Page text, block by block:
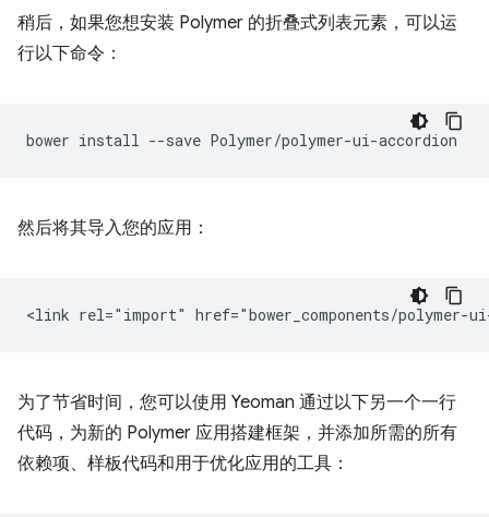
稍后，如果您想安装 Polymer 的折叠式列表元素，可以运
行以下命令：
bower install --save
然后将其导入您的应用：
为了节省时间，您可以使用 Yeoman 通过以下另一个一行
代码，为新的 Polymer 应用搭建框架，并添加所需的所有
依赖项、样板代码和用于优化应用的工具：